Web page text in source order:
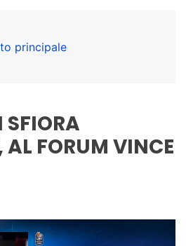
principale
SFIORA
AL FORUM VINCE